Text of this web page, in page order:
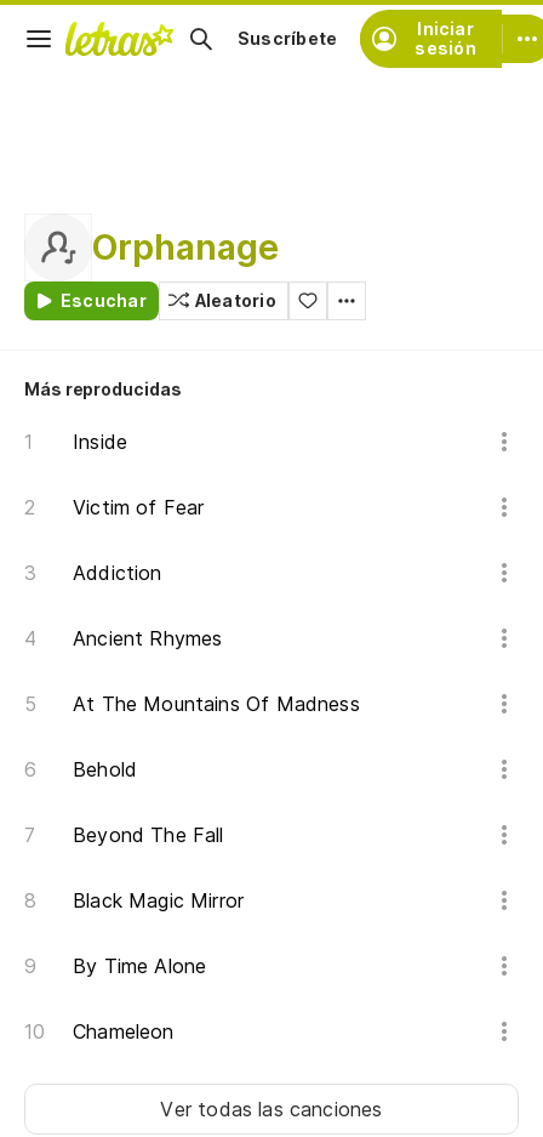
Iniciar
sesión
Suscríbete
Orphanage
Escuchar Aleatorio
Más reproducidas
Inside
Victim of Fear
Addiction
Ancient Rhymes
At The Mountains Of Madness
Behold
Beyond The Fall
Black Magic Mirror
By Time Alone
Chameleon
Ver todas las canciones